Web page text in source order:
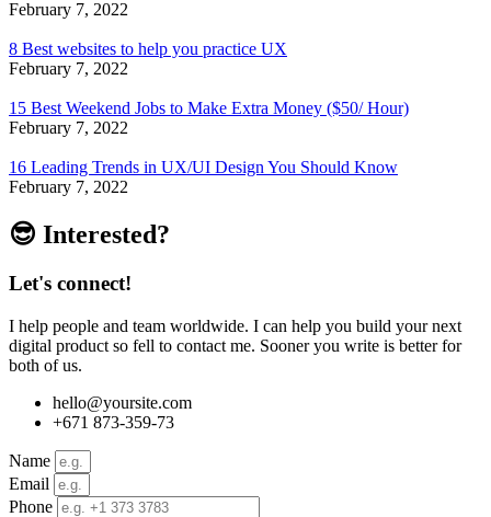
February 7, 2022
8 Best websites to help you practice UX
February 7, 2022
15 Best Weekend Jobs to Make Extra Money ($50/ Hour)
February 7, 2022
16 Leading Trends in UX/UI Design You Should Know
February 7, 2022
😎 Interested?
Let's connect!
I help people and team worldwide. I can help you build your next
digital product so fell to contact me. Sooner you write is better for
both of us.
hello@yoursite.com
+671 873-359-73
Name
Email
Phone